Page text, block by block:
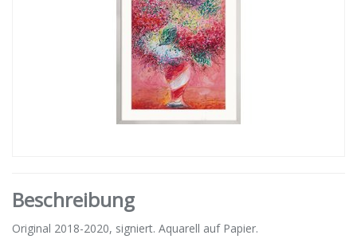
Beschreibung
Original 2018-2020, signiert. Aquarell auf Papier.